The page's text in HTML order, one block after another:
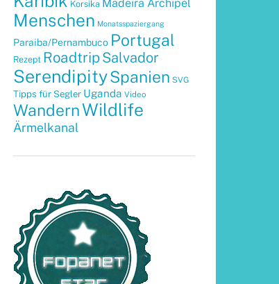
Korsika Madeira Archipel
Menschen Monatsspaziergang
Paraiba/Pernambuco Portugal
Rezept Roadtrip Salvador
SerendipitySpanien SVG
Tipps für Segler Uganda Video
WandernWildlife
Ärmelkanal